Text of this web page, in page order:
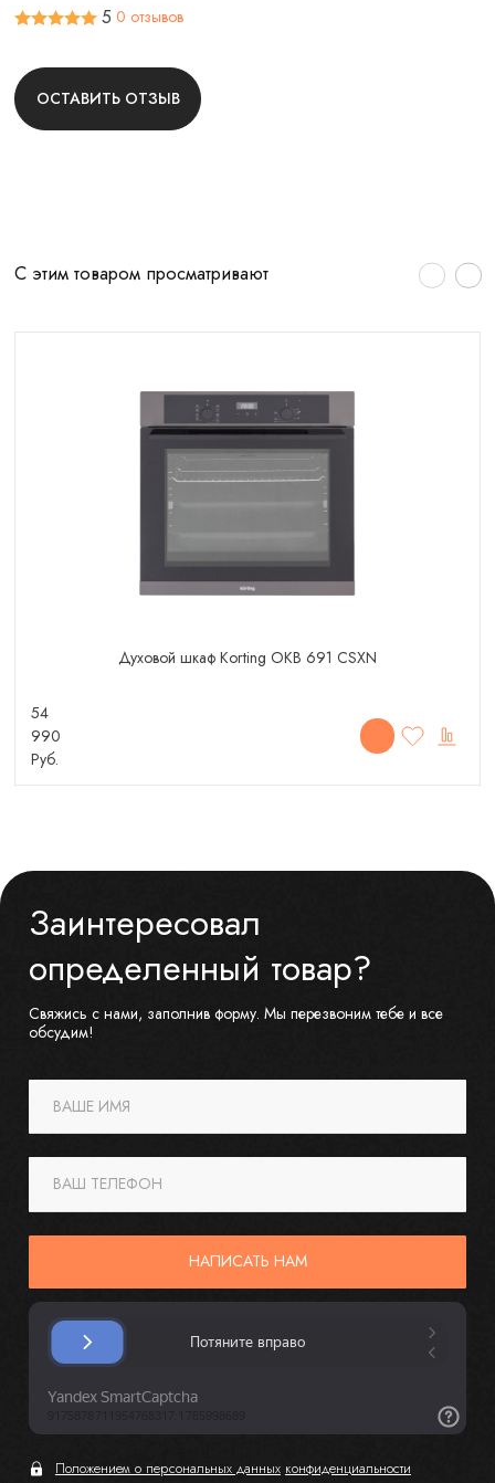
5 0 отзывов
ОСТАВИТЬ ОТЗЫВ
С этим товаром просматривают
Духовой шкаф Korting OKB 691 CSXN
54
990
Руб.
Заинтересовал
определенный товар?
Свяжись с нами, заполнив форму. Мы перезвоним тебе и все
обсудим!
ВАШЕ ИМЯ
ВАШ ТЕЛЕФОН
НАПИСАТЬ НАМ
Положением о персональных данных конфиденциальности